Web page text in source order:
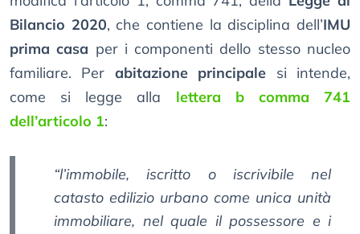
Bilancio 2020, che contiene la disciplina dell’IMU
prima casa per i componenti dello stesso nucleo
familiare. Per abitazione principale si intende,
come si legge alla lettera b comma 741
dell’articolo 1:
“l’immobile, iscritto o iscrivibile nel
catasto edilizio urbano come unica unità
immobiliare, nel quale il possessore e i